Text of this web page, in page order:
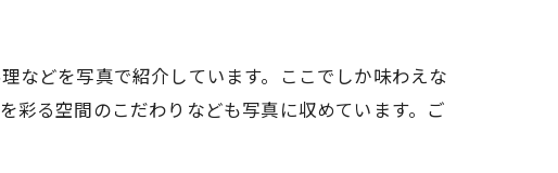
などを写真で紹介しています。ここでしか味わえな
彩る空間のこだわりなども写真に収めています。ご